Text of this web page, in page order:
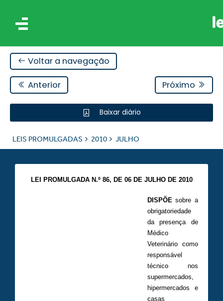
Voltar a navegação
Anterior Próximo
Baixar diário
LEIS PROMULGADAS 2010 JULHO
LEI PROMULGADA N.º 86, DE 06 DE JULHO DE 2010
DISPÕEsobre a
obrigatoriedade
da presença de
Médico
Veterinário como
responsável
técnico nos
supermercados,
hipermercados e
casas